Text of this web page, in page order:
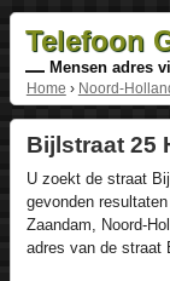
Telefoon
Mensen adres
Home › Noord-
Bijlstraat 25
U zoekt de straat
gevonden
Zaandam, Noord-
adres van de straat